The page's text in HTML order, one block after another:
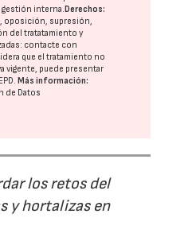
interna. Derechos:
oposición, supresión,
del tratatamiento y
contacte con
que el tratamiento no
vigente, puede presentar
. Más información:
de Datos
los retos del
y hortalizas en